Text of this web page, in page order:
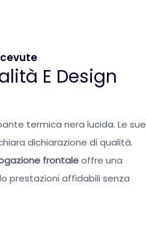
E Design
termica nera lucida. Le sue
dichiarazione di qualità.
frontaleoffre una
prestazioni affidabili senza